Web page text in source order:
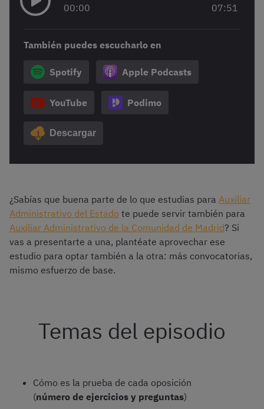
00:00 07:51
También puedes escucharlo en
Spotify Apple Podcasts
YouTube Podimo
Descargar
¿Sabías que buena parte de lo que estudias para Auxiliar
Administrativo del Estado te puede servir también para
Auxiliar Administrativo de la Comunidad de Madrid? Si
vas a presentarte a una, plantéate aprovechar ese
estudio para optar también a la otra: más convocatorias,
mismo esfuerzo de base.
Temas del episodio
Cómo es la prueba de cada oposición
(número de ejercicios y preguntas)